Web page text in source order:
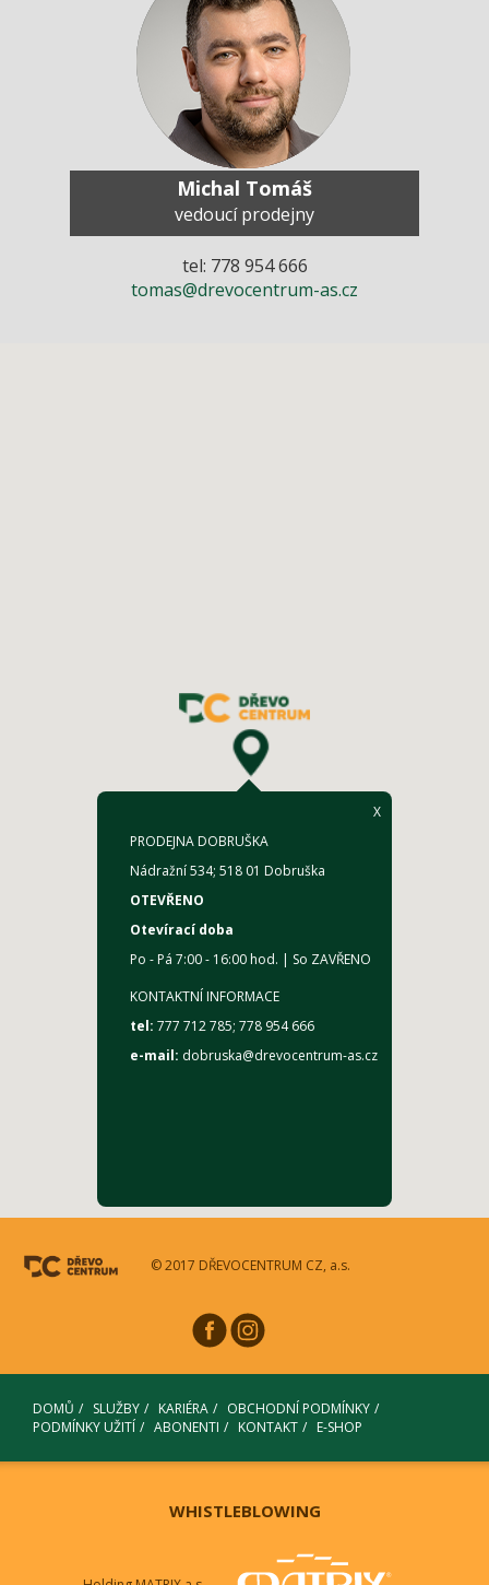
Michal Tomáš
vedoucí prodejny
tel: 778 954 666
tomas@drevocentrum-as.cz
X
PRODEJNA DOBRUŠKA
Nádražní 534; 518 01 Dobruška
OTEVŘENO
Otevírací doba
Po - Pá 7:00 - 16:00 hod. | So ZAVŘENO
KONTAKTNÍ INFORMACE
tel: 777 712 785; 778 954 666
e-mail: dobruska@drevocentrum-as.cz
© 2017 DŘEVOCENTRUM CZ, a.s.
DOMŮ SLUŽBY KARIÉRA
OBCHODNÍ PODMÍNKY
PODMÍNKY UŽITÍ
ABONENTI KONTAKT E-SHOP
WHISTLEBLOWING